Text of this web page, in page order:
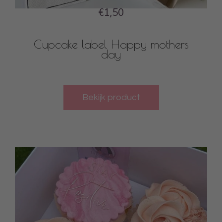
€1,50
Cupcake label Happy mothers
day
Bekijk product